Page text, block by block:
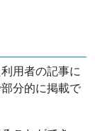
用者の記事に
分的に掲載で